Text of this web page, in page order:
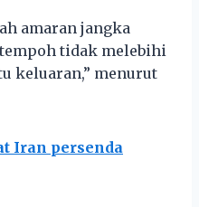
amaran jangka
tidak melebihi
keluaran,” menurut
Iran persenda